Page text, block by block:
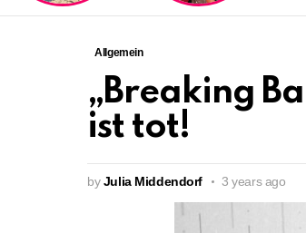
Allgemein
„Breaking
ist tot!
by Julia Middendorf 3 years ago